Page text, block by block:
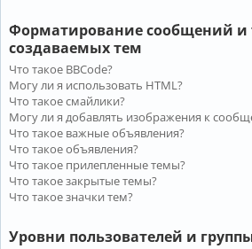
Форматирование сообщений и
создаваемых тем
Что такое BBCode?
Могу ли я использовать HTML?
Что такое смайлики?
Могу ли я добавлять изображения к
Что такое важные объявления?
Что такое объявления?
Что такое прилепленные темы?
Что такое закрытые темы?
Что такое значки тем?
Уровни пользователей и